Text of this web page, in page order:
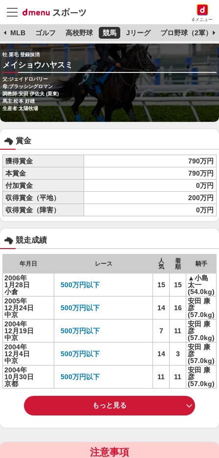
dメニュー
MLB ゴルフ 高校野球 競馬 Jリーグ プロ野球（2軍）
牡 栗毛 登録抹消
メイショウハヤスミ
父:ジェイドロバリー
母:ブラッシングロマン
調教師:安田 伊佐夫 (栗東)
馬主:松本 好雄
生産者:太陽牧場
賞金
獲得賞金
790万円
本賞金
790万円
付加賞金
0万円
収得賞金（平地）
200万円
収得賞金（障害）
0万円
競走成績
年月日 レース
人
気
着
順
騎手
2006年
1月28日
小倉
500万円以下 15 15
▲小島
太一
(54.0kg)
2005年
12月24日
中京
500万円以下 14 16
安田 康
彦
(57.0kg)
2004年
12月19日
中京
500万円以下 7 11
安田 康
彦
(57.0kg)
2004年
12月4日
中京
500万円以下 14 3
安田 康
彦
(57.0kg)
2004年
10月30日
京都
500万円以下 11 11
安田 康
彦
(57.0kg)
もっと見る
注意事項